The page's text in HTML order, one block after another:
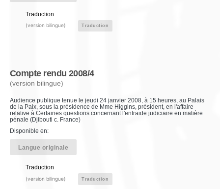
Traduction
(version bilingue) Traduction
Compte rendu 2008/4
(version bilingue)
Audience publique tenue le jeudi 24 janvier 2008, à 15 heures, au Palais
de la Paix, sous la présidence de Mme Higgins, président, en l'affaire
relative à Certaines questions concernant l'entraide judiciaire en matière
pénale (Djibouti c. France)
Disponible en:
Langue originale
Traduction
(version bilingue) Traduction